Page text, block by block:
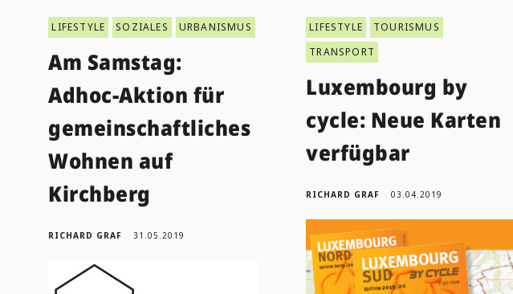
LIFESTYLE SOZIALES URBANISMUS
Am Samstag:
Adhoc-Aktion für
gemeinschaftliches
Wohnen auf
Kirchberg
RICHARD GRAF 31.05.2019
LIFESTYLE
TOURISMUS
TRANSPORT
Luxembourg by
cycle: Neue Karten
verfügbar
RICHARD GRAF 03.04.2019